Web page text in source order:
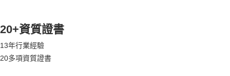
20+資質證書
13年行業經驗
20多項資質證書